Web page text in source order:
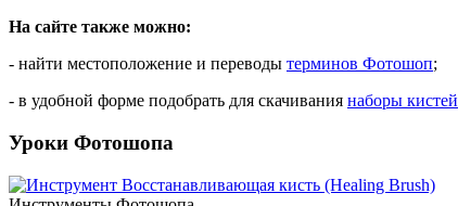
На сайте также можно:
- найти местоположение и переводы терминов Фотошоп;
- в удобной форме подобрать для скачивания наборы кистей
Уроки Фотошопа